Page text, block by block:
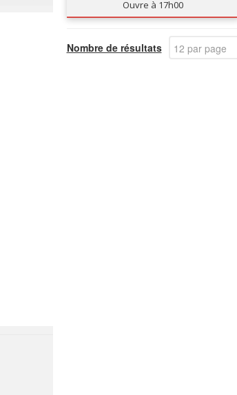
Ouvre à 17h00
Nombre de résultats 12 par page